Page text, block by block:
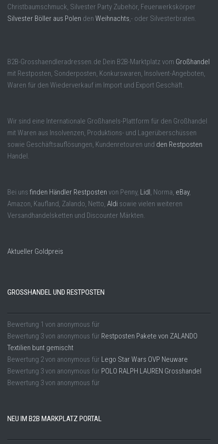
Christbaumschmuck, Silvester Party Zubehör, Feuerwerkskörper
Silvester Böller aus Polen den Weihnachts ,- oder Silvesterbraten.
B2B-Grosshaendleradressen.de Dein B2B-Marktplatz vom Großhandel
mit Restposten, Sonderposten, Konkurswaren, Insolvent-Angeboten,
Waren für den Wiederverkauf im Import und Export Geschäft.
Wir sind eine Internationale Großhanels-Plattform für den Großhandel
mit Waren aus Insolvenzen, Produktions- und Lagerüberschüssen
sowie Geschäftsauflösungen, Kundenretouren und den Restposten
Handel.
Bei uns finden Händler Restposten von Penny, Lidl , Norma, eBay,
Amazon, Kaufland, Zalando, Netto, Aldi sowie vielen weiteren
Versandhandelsketten und Discounter Märkten.
Aktueller Goldpreis
GROSSHANDEL UND RESTPOSTEN
Bewertung 1 von anonymous für
Bewertung 3von anonymous für Restposten Pakete von ZALANDO
Textilien bunt gemischt
Bewertung 2von anonymous für Lego Star Wars OVP Neuware
Bewertung 3von anonymous für POLO RALPH LAUREN Grosshandel
Bewertung 3von anonymous für
NEU IM B2B MARKPLATZ PORTAL